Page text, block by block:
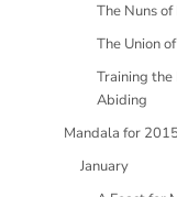
The Nuns of
The Union
Training
Abiding
Mandala for
January